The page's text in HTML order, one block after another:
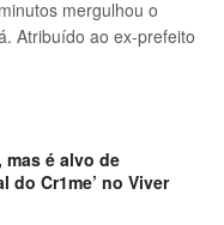
mergulhou o
Atribuído ao ex-prefeito
é alvo de
do Cr1me’ no Viver